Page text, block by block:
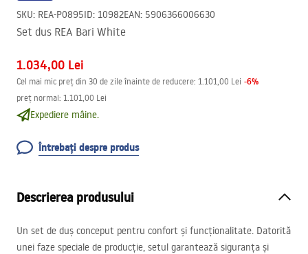
SKU: REA-P0895ID: 10982EAN: 5906366006630
Set dus REA Bari White
1.034,00 Lei
Cel mai mic preț din 30 de zile înainte de reducere: 1.101,00 Lei -6%
preț normal: 1.101,00 Lei
Expediere mâine.
Întrebați despre produs
Descrierea produsului
Un set de duș conceput pentru confort și funcționalitate. Datorită
unei faze speciale de producție, setul garantează siguranța și